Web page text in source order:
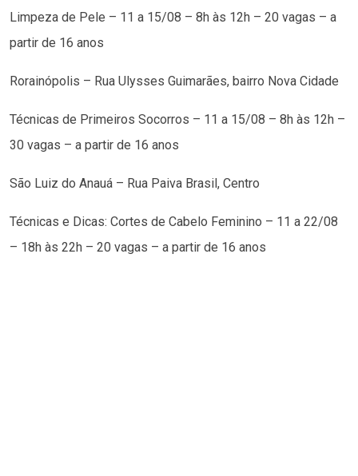
Limpeza de Pele – 11 a 15/08 – 8h às 12h – 20 vagas – a
partir de 16 anos
Rorainópolis – Rua Ulysses Guimarães, bairro Nova Cidade
Técnicas de Primeiros Socorros – 11 a 15/08 – 8h às 12h –
30 vagas – a partir de 16 anos
São Luiz do Anauá – Rua Paiva Brasil, Centro
Técnicas e Dicas: Cortes de Cabelo Feminino – 11 a 22/08
– 18h às 22h – 20 vagas – a partir de 16 anos